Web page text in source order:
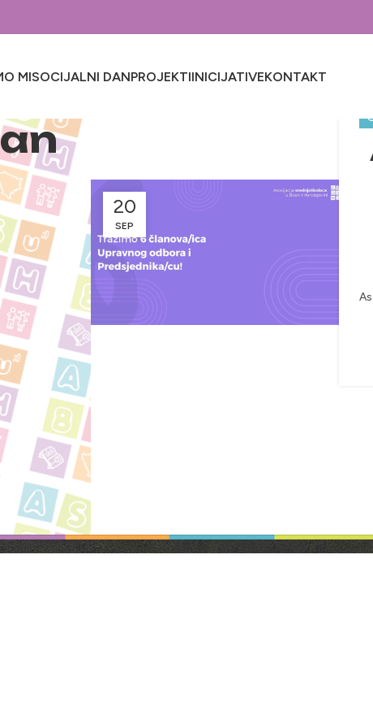
MISOCIJALNI DANPROJEKTIINICIJATIVEKONTAKT
20
SEP